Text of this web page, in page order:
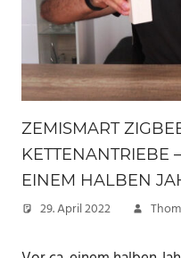
ZEMISMART
KETTENANTRIEBE
EINEM HALBEN
29. April 2022